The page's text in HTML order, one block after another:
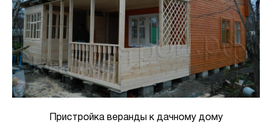
Пристройка веранды к дачному дому